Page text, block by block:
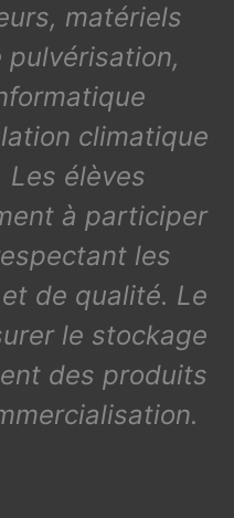
matériels
climatique
Les élèves
à participer
les
de qualité. Le
le stockage
des produits